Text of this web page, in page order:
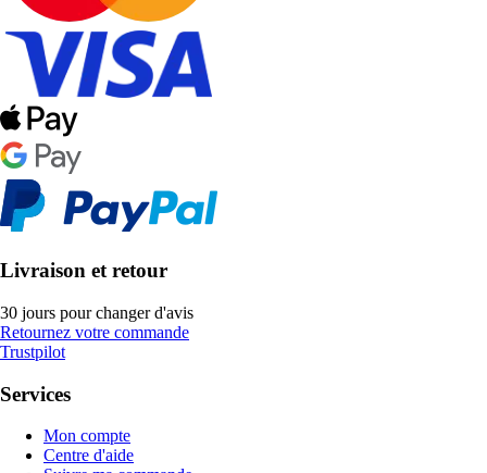
Livraison et retour
30 jours pour changer d'avis
Retournez votre commande
Trustpilot
Services
Mon compte
Centre d'aide